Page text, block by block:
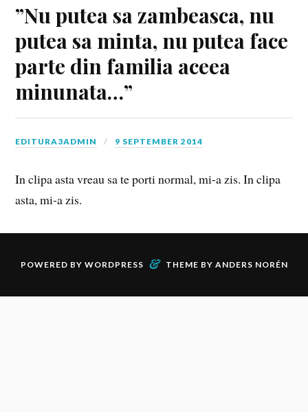
”Nu putea sa zambeasca, nu
putea sa minta, nu putea face
parte din familia aceea
minunata…”
EDITURA3ADMIN 9 SEPTEMBER 2014
In clipa asta vreau sa te porti normal, mi-a zis. In clipa
asta, mi-a zis.
POWERED BY WORDPRESS & THEME BY ANDERS NORÉN